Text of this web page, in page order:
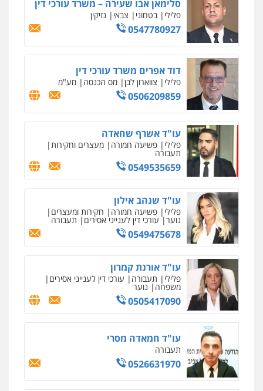
פלילי תעבורה עורכי דין לענייני אסירים
משפחה נוער
0505417090
עו"ד חמאדה מסרי
תעבורה
0526631970
עו"ד פיני פישלר
פלילי תעבורה מח"ש אזרחי כלכלי
0505234000
עו"ד עלי סעדי
פלילי פשיעה חמורה ליווי וייצוג בחקירות
ומעצרים
0508824984
מצגר ושות', חברת עורכי דין
נדל"ן / עסקים משפחה תעבורה כלכלי
הוצאה לפועל
0545402829
אבי אמר משרד עורכי דין
פלילי משפחה
0502130230